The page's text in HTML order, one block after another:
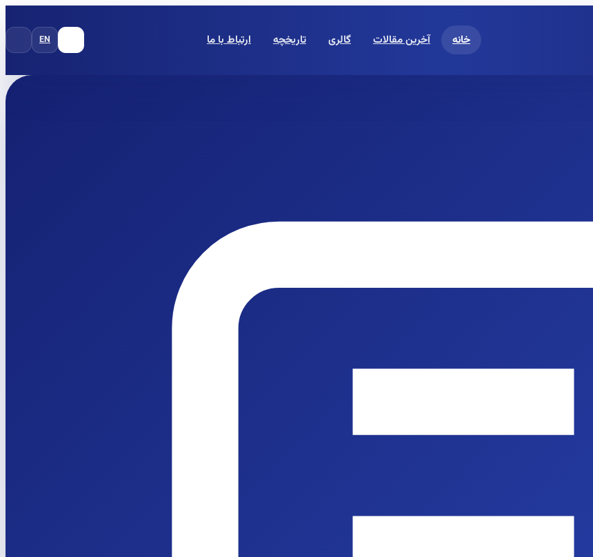
خانه آخرین مقالات گالری تاریخچه ارتباط با ما EN